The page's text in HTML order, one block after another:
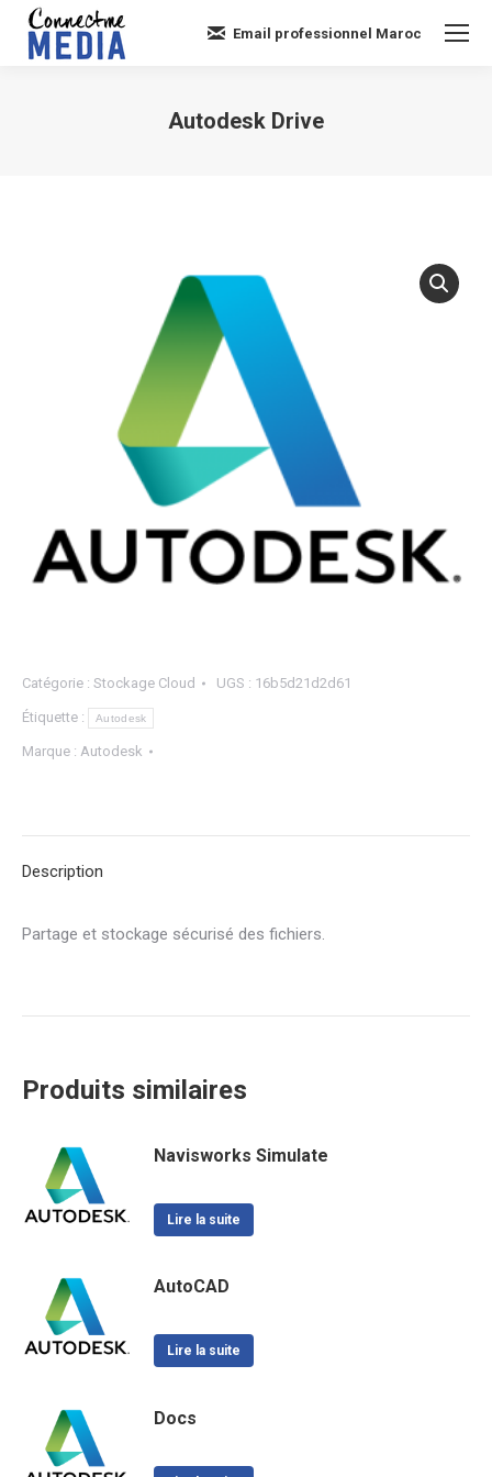
Email professionnel Maroc
Autodesk Drive
Catégorie : Stockage Cloud UGS : 16b5d21d2d61
Étiquette : Autodesk
Marque : Autodesk
Description
Partage et stockage sécurisé des fichiers.
Produits similaires
Navisworks Simulate
Lire la suite
AutoCAD
Lire la suite
Docs